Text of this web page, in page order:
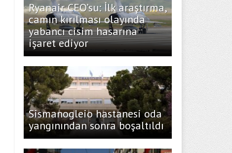
Ryanair CEO’su: İlk araştırma,
camın kırılması olayında
yabancı cisim hasarına
işaret ediyor
Sismanogleio hastanesi oda
yangınından sonra boşaltıldı